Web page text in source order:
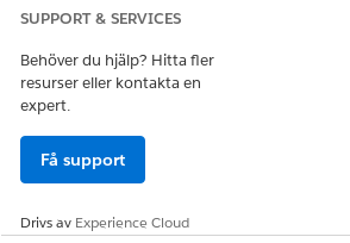
SUPPORT & SERVICES
Behöver du hjälp? Hitta fler
resurser eller kontakta en
expert.
Få support
Drivs av Experience Cloud